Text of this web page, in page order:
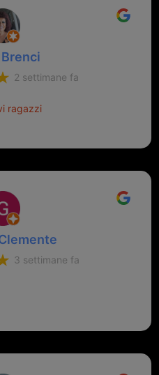
2 settimane fa
ragazzi
3 settimane fa